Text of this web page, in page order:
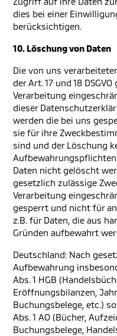
dies bei einer
berücksichtigen.
10. Löschung von Daten
Die von uns
der Art. 17 und 18
Verarbeitung
dieser
werden die bei uns
sie für ihre
sind und der Löschung
Daten nicht gelöscht
gesetzlich zulässige
Verarbeitung
gesperrt und nicht für
z.B. für Daten, die aus
Gründen aufbewahrt
Deutschland: Nach
Aufbewahrung
Abs. 1 HGB
Eröffnungsbilanzen,
Buchungsbelege, etc.)
Abs. 1 AO (Bücher,
Buchungsbelege,